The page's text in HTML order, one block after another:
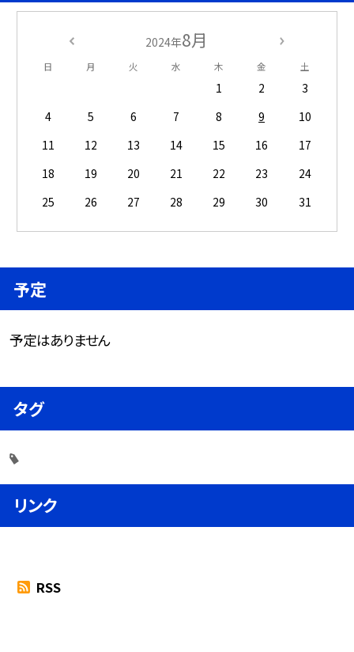
2024年8月
日 月 火 水 木 金 土
1 2
3
4
5 6 7 8 9
10
11
12 13 14 15 16
17
18
19 20 21 22 23
24
25
26 27 28 29 30 31
予定
予定はありません
タグ
リンク
RSS